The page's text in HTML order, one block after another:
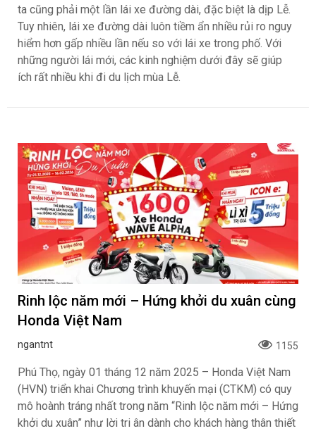
ta cũng phải một lần lái xe đường dài, đặc biệt là dịp Lễ.
Tuy nhiên, lái xe đường dài luôn tiềm ẩn nhiều rủi ro nguy
hiểm hơn gấp nhiều lần nếu so với lái xe trong phố. Với
những người lái mới, các kinh nghiệm dưới đây sẽ giúp
ích rất nhiều khi đi du lịch mùa Lễ.
Rinh lộc năm mới – Hứng khởi du xuân cùng
Honda Việt Nam
ngantnt 1155
Phú Thọ, ngày 01 tháng 12 năm 2025 – Honda Việt Nam
(HVN) triển khai Chương trình khuyến mại (CTKM) có quy
mô hoành tráng nhất trong năm “Rinh lộc năm mới – Hứng
khởi du xuân” như lời tri ân dành cho khách hàng thân thiết